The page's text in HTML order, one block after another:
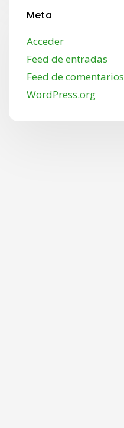
Meta
Acceder
Feed de entradas
Feed de comentarios
WordPress.org